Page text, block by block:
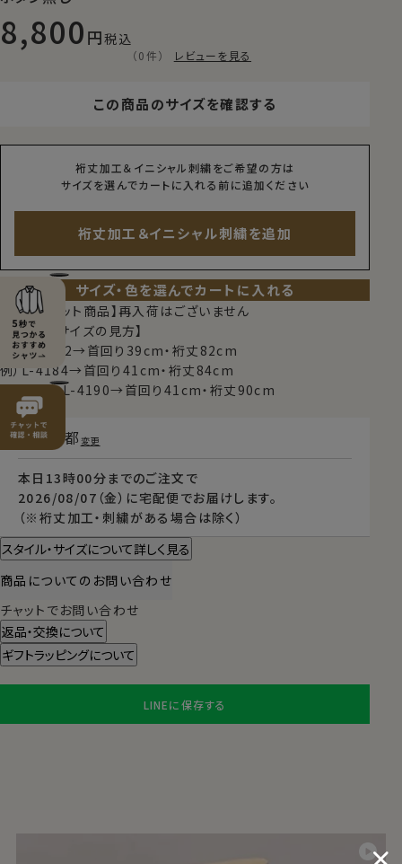
8,800 税込
（0件） レビューを見る
この商品のサイズを確認する
裄丈加工＆イニシャル刺繍をご希望の方は
サイズを選んでカートに入れる前に追加ください
裄丈加工＆イニシャル刺繍を追加
サイズ・色を選んでカートに入れる
【限定スポット商品】再入荷はございません
【シャツのサイズの見方】
例）M-3982→首回り39cm・裄丈82cm
例）L-4184→首回り41cm・裄丈84cm
例）TALL-L-4190→首回り41cm・裄丈90cm
本日 13時00分 までのご注文で
2026/08/07（金） に宅配便 でお届けします。
（※裄丈加工・刺繍がある場合は除く）
東京都 変更
スタイル・サイズについて詳しく見る
商品についてのお問い合わせ
チャットでお問い合わせ
返品・交換について
ギフトラッピングについて
LINEに保存する